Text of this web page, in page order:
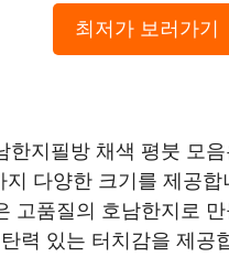
최저가 보러가기
한지필방 채색 평붓 모
지 다양한 크기를 제공합
고품질의 호남한지로
력 있는 터치감을 제공